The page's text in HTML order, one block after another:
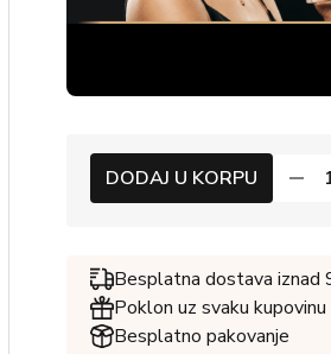
DODAJ U KORPU
Besplatna dostava iznad
Poklon uz svaku kupovinu
Besplatno pakovanje